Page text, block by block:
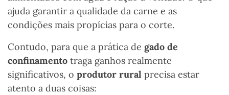
ajuda garantir a qualidade da carne e as
condições mais propícias para o corte.
Contudo, para que a prática de gado de
confinamento traga ganhos realmente
significativos, o produtor rural precisa estar
atento a duas coisas: